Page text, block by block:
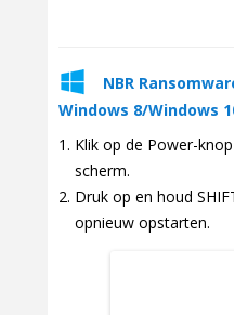
NBR
Windows 8/Windows
Klik op de Power-
scherm.
Druk op en houd
opnieuw opstarten.